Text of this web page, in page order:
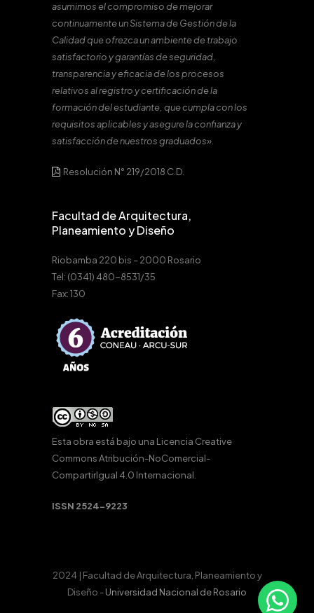
asumimos el compromiso de mejorar
continuamente un Sistema de Gestión de la
Calidad que ofrezca un ambiente de trabajo
satisfactorio y garantías de seguridad,
transparencia y eficacia de los procesos
relativos al registro y certificación de la
formación del estudiante, que cumpla con los
requisitos aplicables y asegure la confianza y
satisfacción de nuestros graduados».
Resolución N° 219/2018 C.D.
Facultad de Arquitectura,
Planeamiento y Diseño
Riobamba 220 bis – 2000 Rosario
Tel: (0341) 480-8531/35
Fax: 130
Esta obra está bajo una Licencia Creative
Commons Atribución-NoComercial-
CompartirIgual 4.0 Internacional.
ISSN 2524-9223
2024 | Facultad de Arquitectura, Planeamiento y
Diseño -Universidad Nacional de Rosario